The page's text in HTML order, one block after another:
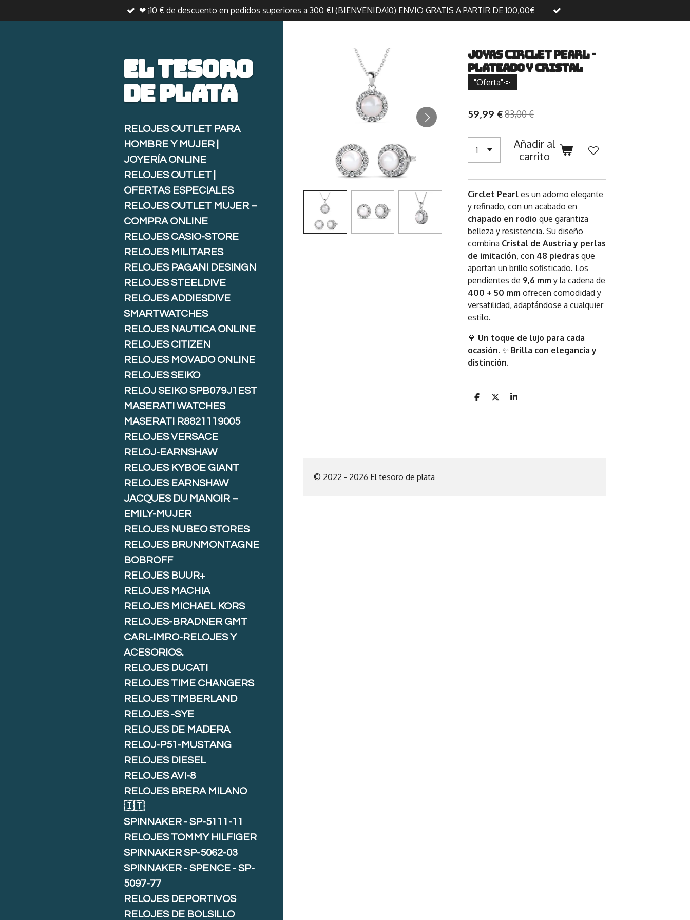
al
❤ ¡10 € de descuento en pedidos superiores a 300 €! (BIENVENIDA10) ENVIO GRATIS A PARTIR DE 100,00€
Joyas Circlet Pearl -
Plateado y Cristal
"Oferta"🔆
59,99 €83,00 €
Añadir al
carrito
Circlet Pearl es un adorno elegante
y refinado, con un acabado en
chapado en rodio que garantiza
belleza y resistencia. Su diseño
combina Cristal de Austria y perlas
de imitación, con 48 piedras que
aportan un brillo sofisticado. Los
pendientes de 9,6 mm y la cadena de
400 + 50 mm ofrecen comodidad y
versatilidad, adaptándose a cualquier
estilo.
💎 Un toque de lujo para cada
ocasión. ✨ Brilla con elegancia y
distinción.
C
C
C
© 2022 - 2026 El tesoro de plata
El tesoro
deplata
RELOJES OUTLET PARA
HOMBRE Y MUJER |
JOYERÍA ONLINE
RELOJES OUTLET |
OFERTAS ESPECIALES
RELOJES OUTLET MUJER –
COMPRA ONLINE
RELOJES CASIO-STORE
RELOJES MILITARES
RELOJES PAGANI DESINGN
RELOJES STEELDIVE
RELOJES ADDIESDIVE
SMARTWATCHES
RELOJES NAUTICA ONLINE
RELOJES CITIZEN
RELOJES MOVADO ONLINE
RELOJES SEIKO
RELOJ SEIKO SPB079J1EST
MASERATI WATCHES
MASERATI R8821119005
RELOJES VERSACE
RELOJ-EARNSHAW
RELOJES KYBOE GIANT
RELOJES EARNSHAW
JACQUES DU MANOIR –
EMILY-MUJER
RELOJES NUBEO STORES
RELOJES BRUNMONTAGNE
BOBROFF
RELOJES BUUR+
RELOJES MACHIA
RELOJES MICHAEL KORS
RELOJES-BRADNER GMT
CARL-IMRO-RELOJES Y
ACESORIOS.
RELOJES DUCATI
RELOJES TIME CHANGERS
RELOJES TIMBERLAND
RELOJES -SYE
RELOJES DE MADERA
RELOJ-P51-MUSTANG
RELOJES DIESEL
RELOJES AVI-8
RELOJES BRERA MILANO
🇮🇹
SPINNAKER - SP-5111-11
RELOJES TOMMY HILFIGER
SPINNAKER SP-5062-03
SPINNAKER - SPENCE - SP-
5097-77
RELOJES DEPORTIVOS
RELOJES DE BOLSILLO